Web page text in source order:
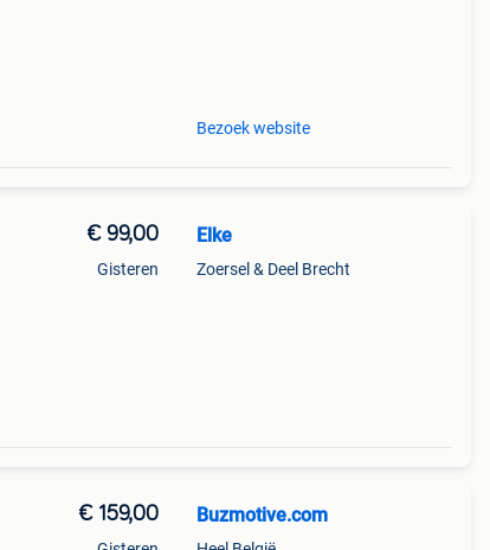
Bezoek website
€ 99,00
Gisteren
Elke
Zoersel & Deel Brecht
€ 159,00 Buzmotive.com